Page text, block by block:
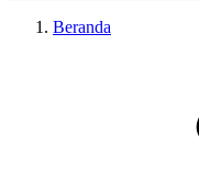
Beranda